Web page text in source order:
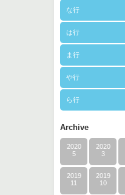
な行
は行
ま行
や行
ら行
Archive
2020
5
2020
3
2019
11
2019
10